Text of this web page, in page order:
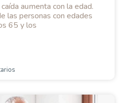
aumenta con la edad.
las personas con edades
65 y los